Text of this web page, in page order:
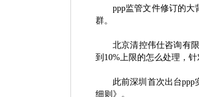
ppp监管文件修订的
群。
北京清控伟仕咨询有
到10%上限的怎么处理，
此前深圳首次出台ppp
细则》。